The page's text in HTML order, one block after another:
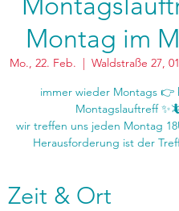
Montag im
Mo., 22. Feb.
  |
Waldstraße 27,
immer wieder Montags 👉
Montagslauftreff
wir treffen uns jeden Montag
Zeit & Ort